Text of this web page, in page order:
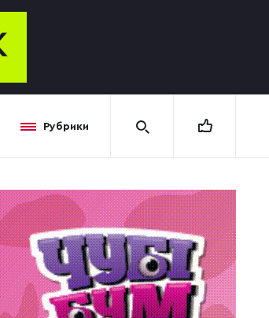
Рубрики